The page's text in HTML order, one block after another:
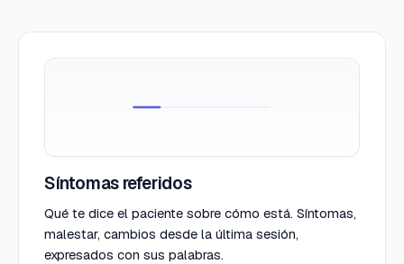
Síntomas referidos
Qué te dice el paciente sobre cómo está. Síntomas,
malestar, cambios desde la última sesión,
expresados con sus palabras.